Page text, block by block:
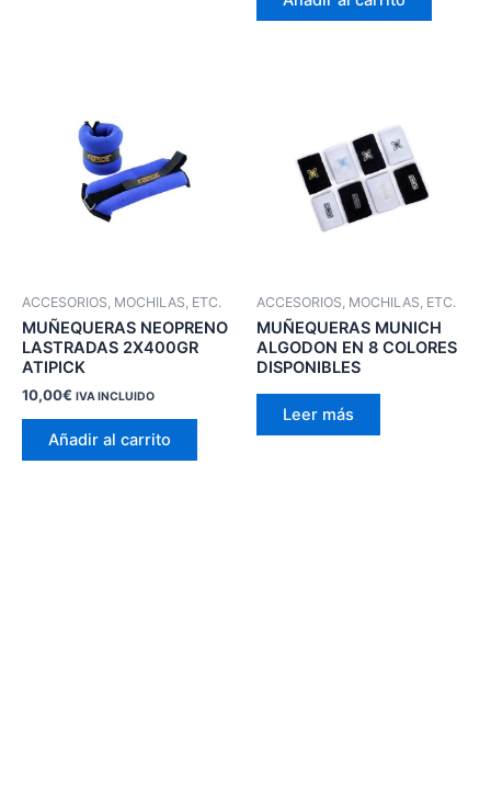
ACCESORIOS, MOCHILAS, ETC.
MUÑEQUERAS NEOPRENO
LASTRADAS 2X400GR
ATIPICK
10,00€ IVA INCLUIDO
Añadir al carrito
ACCESORIOS, MOCHILAS, ETC.
MUÑEQUERAS MUNICH
ALGODON EN 8 COLORES
DISPONIBLES
Leer más